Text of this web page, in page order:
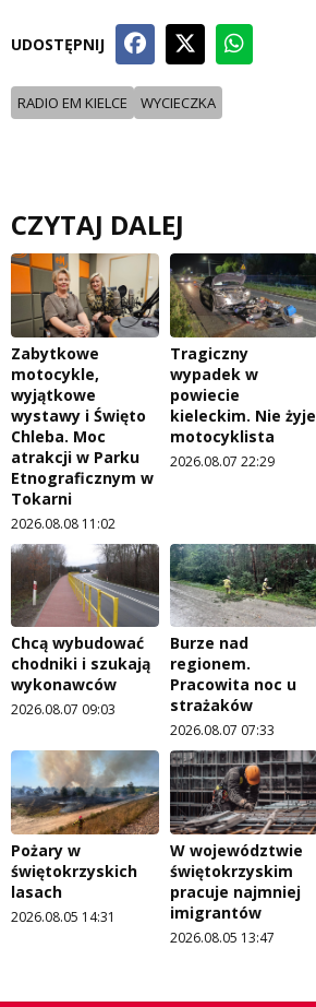
UDOSTĘPNIJ
RADIO EM KIELCE WYCIECZKA
CZYTAJ DALEJ
Zabytkowe
motocykle,
wyjątkowe
wystawy i Święto
Chleba. Moc
atrakcji w Parku
Etnograficznym w
Tokarni
2026.08.08 11:02
Tragiczny
wypadek w
powiecie
kieleckim. Nie żyje
motocyklista
2026.08.07 22:29
Chcą wybudować
chodniki i szukają
wykonawców
2026.08.07 09:03
Burze nad
regionem.
Pracowita noc u
strażaków
2026.08.07 07:33
Pożary w
świętokrzyskich
lasach
2026.08.05 14:31
W województwie
świętokrzyskim
pracuje najmniej
imigrantów
2026.08.05 13:47